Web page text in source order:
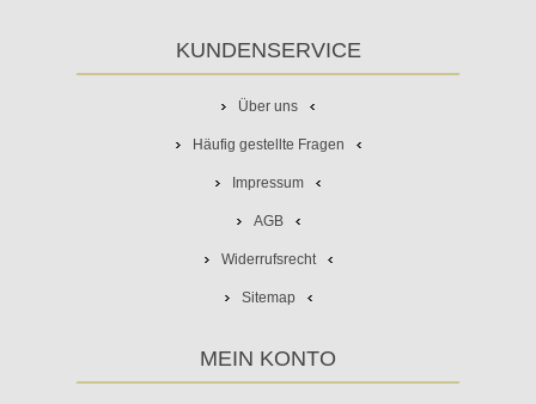
KUNDENSERVICE
Über uns
Häufig gestellte Fragen
Impressum
AGB
Widerrufsrecht
Sitemap
MEIN KONTO